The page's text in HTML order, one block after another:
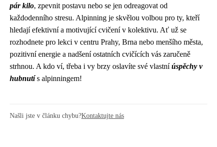
pár kilo, zpevnit postavu nebo se jen odreagovat od
každodenního stresu. Alpinning je skvělou volbou pro ty, kteří
hledají efektivní a motivující cvičení v kolektivu. Ať už se
rozhodnete pro lekci v centru Prahy, Brna nebo menšího města,
pozitivní energie a nadšení ostatních cvičících vás zaručeně
strhnou. A kdo ví, třeba i vy brzy oslavíte své vlastníúspěchy v
hubnutís alpinningem!
Našli jste v článku chybu?Kontaktujte nás